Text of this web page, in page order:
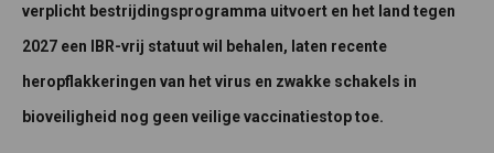
verplicht bestrijdingsprogramma uitvoert en het land tegen
2027 een IBR-vrij statuut wil behalen, laten recente
heropflakkeringen van het virus en zwakke schakels in
bioveiligheid nog geen veilige vaccinatiestop toe.